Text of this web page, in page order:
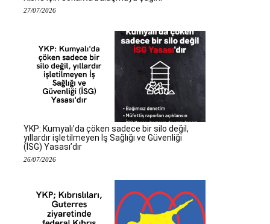
27/07/2026
YKP: Kumyalı’da çöken sadece bir silo değil,
yıllardır işletilmeyen İş Sağlığı ve Güvenliği
(İSG) Yasası’dır
26/07/2026